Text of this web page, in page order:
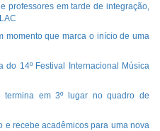
professores em tarde de integração,
momento que marca o início de uma
14º Festival Internacional Música
termina em 3º lugar no quadro de
e recebe acadêmicos para uma nova